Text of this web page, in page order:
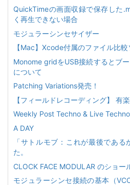
QuickTimeの画面収録で保存した
く再生できない場合
モジュラーシンセサイザー
【Mac】Xcode付属のファイル比
Monome gridをUSB接続するとブ
について
Patching Variations発売！
【フィールドレコーディング】 有
Weekly Post Techno & Live
A DAY
「サトルモブ：これが最後であ
た。
CLOCK FACE MODULAR のショー
モジュラーシンセ接続の基本（